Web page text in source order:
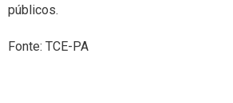
públicos.
Fonte: TCE-PA